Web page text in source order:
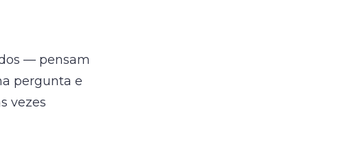
— pensam
pergunta e
vezes